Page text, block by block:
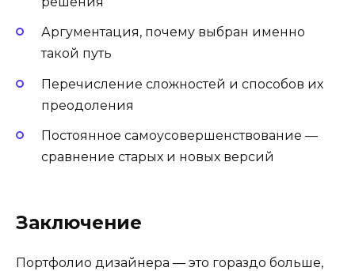
Аргументация, почему выбран именно
такой путь
Перечисление сложностей и способов их
преодоления
Постоянное самоусовершенствование —
сравнение старых и новых версий
Заключение
Портфолио дизайнера — это гораздо больше,